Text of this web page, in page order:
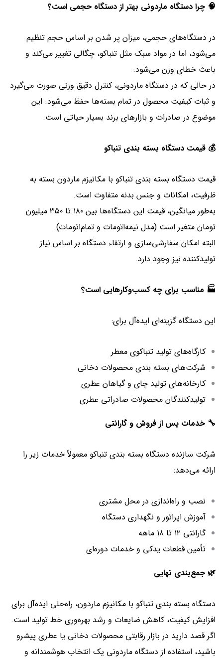
🧠 چرا دستگاه ماردونی بهتر از دستگاه حجمی است؟
در دستگاه‌های حجمی، میزان پر شدن بر اساس حجم تنظیم
می‌شود، اما در مواد سبک مثل تنباکو، چگالی تغییر می‌کند و
باعث خطای وزن می‌شود.
در حالی که در دستگاه ماردونی، کنترل دقیق وزنی صورت می‌گیرد
و ثبات کیفیت محصول در تمام بسته‌ها حفظ می‌شود. این
موضوع در صادرات و بازارهای برند بسیار حیاتی است.
💰 قیمت دستگاه بسته‌ بندی تنباکو
قیمت دستگاه بسته‌ بندی تنباکو با مکانیزم ماردون بسته به
ظرفیت، امکانات و جنس بدنه متفاوت است.
به‌طور میانگین، قیمت این دستگاه‌ها بین ۱۸۰ تا ۳۵۰ میلیون
تومان متغیر است (مدل نیمه‌اتومات و تمام‌اتومات).
البته امکان سفارشی‌سازی و ارتقاء دستگاه بر اساس نیاز
تولیدکننده نیز وجود دارد.
🏭 مناسب برای چه کسب‌وکارهایی است؟
این دستگاه گزینه‌ای ایده‌آل برای:
کارگاه‌های تولید تنباکوی معطر
شرکت‌های بسته‌ بندی محصولات دخانی
کارخانه‌های تولید چای و گیاهان عطری
تولیدکنندگان محصولات صادراتی عطری
🔧 خدمات پس از فروش و گارانتی
شرکت سازنده دستگاه بسته‌ بندی تنباکو معمولاً خدمات زیر را
ارائه می‌دهد:
نصب و راه‌اندازی در محل مشتری
آموزش اپراتور و نگهداری دستگاه
گارانتی ۱۲ تا ۱۸ ماهه
تأمین قطعات یدکی و خدمات دوره‌ای
🌿 جمع‌بندی نهایی
دستگاه بسته‌ بندی تنباکو با مکانیزم ماردون، راه‌حلی ایده‌آل برای
افزایش کیفیت، کاهش ضایعات و رشد بهره‌وری خط تولید است.
اگر قصد دارید در بازار رقابتی محصولات دخانی یا عطری پیشرو
باشید، استفاده از دستگاه ماردونی یک انتخاب هوشمندانه و